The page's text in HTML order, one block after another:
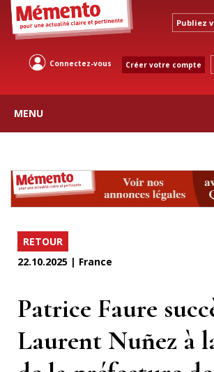
Publiez
Connectez-vous Créer votre compte
MENU
RETOUR
22.10.2025 | France
Patrice Faure
Laurent Nuñez à